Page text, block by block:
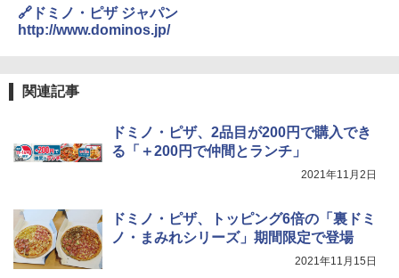
サヒ [ ウイスキー 日本 700ml ]【中元 ギ
フト プレゼント 贈り物に】
￥1,515
￥2,885
ーフードヌードル 高たんぱく&低糖質 さ
らに塩分控えめ 78g×12個
￥32,771
4
TOSHIBA(東芝) スチームオーブンレン
ジ 石窯ドーム ER-D7000A(K) グランブ
ラック 2段調理 1024ポイントセンサーで
あたためムラなし 手間なしお手入れ ス
マートフォン連携 フラットテーブル 簡
🔗ドミノ・ピザ ジャパン
http://www.dominos.jp/
関連記事
ドミノ・ピザ、2品目が200円で購入でき
る「＋200円で仲間とランチ」
2021年11月2日
ドミノ・ピザ、トッピング6倍の「裏ドミ
ノ・まみれシリーズ」期間限定で登場
2021年11月15日